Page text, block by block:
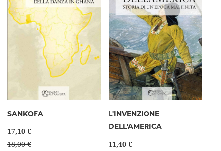
SANKOFA
17,10 €
18,00 €
L'INVENZIONE
DELL'AMERICA
11,40 €